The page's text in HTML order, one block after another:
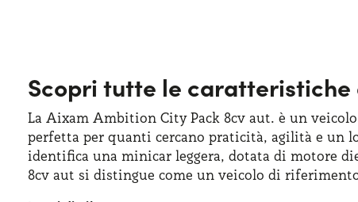
Scopri tutte le caratteristiche
La Aixam Ambition City Pack 8cv aut. è un
perfetta per quanti cercano praticità, agilità e
identifica una minicar leggera, dotata di motore
8cv aut si distingue come un veicolo di